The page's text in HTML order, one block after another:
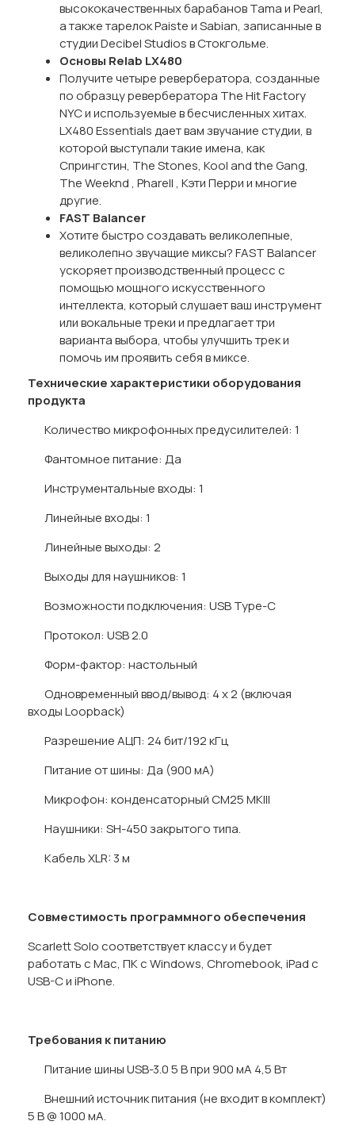
высококачественных барабанов Tama и Pearl,
а также тарелок Paiste и Sabian, записанные в
студии Decibel Studios в Стокгольме.
Основы Relab LX480
Получите четыре ревербератора, созданные
по образцу ревербератора The Hit Factory
NYC и используемые в бесчисленных хитах.
LX480 Essentials дает вам звучание студии, в
которой выступали такие имена, как
Спрингстин, The Stones, Kool and the Gang,
The Weeknd , Pharell , Кэти Перри и многие
другие.
FAST Balancer
Хотите быстро создавать великолепные,
великолепно звучащие миксы? FAST Balancer
ускоряет производственный процесс с
помощью мощного искусственного
интеллекта, который слушает ваш инструмент
или вокальные треки и предлагает три
варианта выбора, чтобы улучшить трек и
помочь им проявить себя в миксе.
Технические характеристики оборудования
продукта
Количество микрофонных предусилителей: 1
Фантомное питание: Да
Инструментальные входы: 1
Линейные входы: 1
Линейные выходы: 2
Выходы для наушников: 1
Возможности подключения: USB Type-C
Протокол: USB 2.0
Форм-фактор: настольный
Одновременный ввод/вывод: 4 x 2 (включая
входы Loopback)
Разрешение АЦП: 24 бит/192 кГц
Питание от шины: Да (900 мА)
Микрофон: конденсаторный CM25 MKIII
Наушники: SH-450 закрытого типа.
Кабель XLR: 3 м
Совместимость программного обеспечения
Scarlett Solo соответствует классу и будет
работать с Mac, ПК с Windows, Chromebook, iPad с
USB-C и iPhone.
Требования к питанию
Питание шины USB-3.0 5 В при 900 мА 4,5 Вт
Внешний источник питания (не входит в комплект)
5 В @ 1000 мА.